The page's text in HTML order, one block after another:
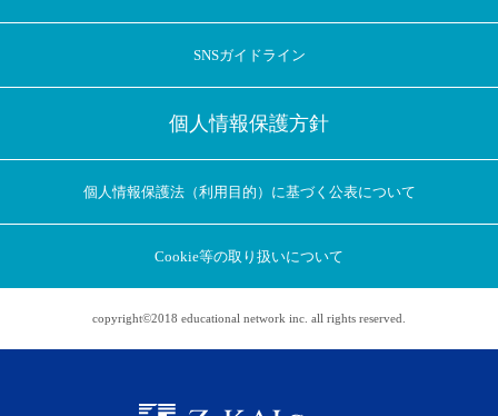
アプリに切り替えてみませんか
アプリ限定のコラムを配信中！
SNSガイドライン
個人情報保護方針
個人情報保護法（利用目的）に基づく公表について
Cookie等の取り扱いについて
copyright©2018 educational network inc. all rights reserved.